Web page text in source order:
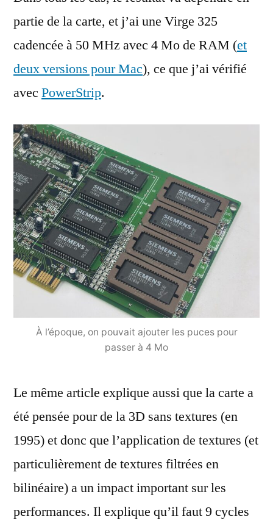
partie de la carte, et j’ai une Virge 325
cadencée à 50 MHz avec 4 Mo de RAM (et
deux versions pour Mac), ce que j’ai vérifié
avec PowerStrip.
À l’époque, on pouvait ajouter les puces pour
passer à 4 Mo
Le même article explique aussi que la carte a
été pensée pour de la 3D sans textures (en
1995) et donc que l’application de textures (et
particulièrement de textures filtrées en
bilinéaire) a un impact important sur les
performances. Il explique qu’il faut 9 cycles